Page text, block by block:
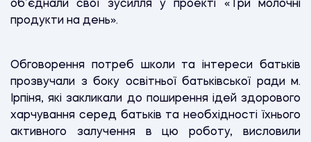
об’єднали свої зусилля у проекті «Три молочні
продукти на день».
Обговорення потреб школи та інтереси батьків
прозвучали з боку освітньої батьківської ради м.
Ірпіня, які закликали до поширення ідей здорового
харчування серед батьків та необхідності їхнього
активного залучення в цю роботу, висловили